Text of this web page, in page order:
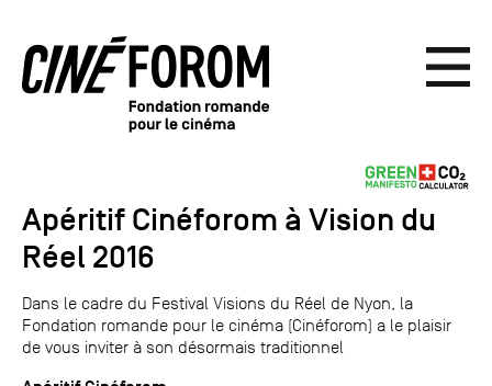
Apéritif Cinéforom à Vision du
Réel 2016
Dans le cadre du Festival Visions du Réel de Nyon, la
Fondation romande pour le cinéma (Cinéforom) a le plaisir
de vous inviter à son désormais traditionnel